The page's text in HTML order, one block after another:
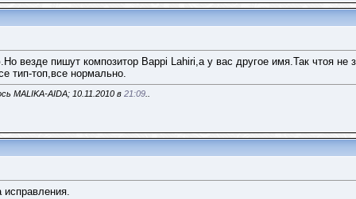
везде пишут композитор Bappi Lahiri,а у вас другое имя.Так чтоя не
тип-топ,все нормально.
MALIKA-AIDA; 10.11.2010 в 21:09
исправления.